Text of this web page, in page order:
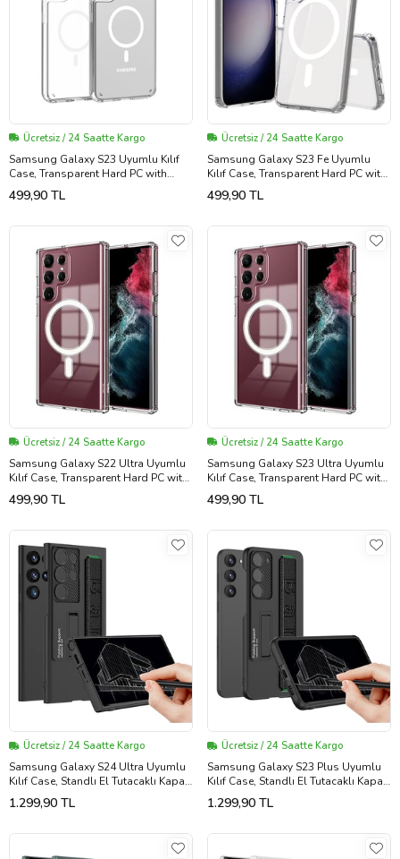
Ücretsiz / 24 Saatte Kargo
Samsung Galaxy S23 Uyumlu Kılıf
Case, Transparent Hard PC with
Magsafe Charging Feature Cover
(Şeffaf)
499,90 TL
Ücretsiz / 24 Saatte Kargo
Samsung Galaxy S23 Fe Uyumlu
Kılıf Case, Transparent Hard PC with
Magsafe Charging Feature Cover
(Şeffaf)
499,90 TL
Ücretsiz / 24 Saatte Kargo
Samsung Galaxy S22 Ultra Uyumlu
Kılıf Case, Transparent Hard PC with
Magsafe Charging Feature Cover
(Şeffaf)
499,90 TL
Ücretsiz / 24 Saatte Kargo
Samsung Galaxy S23 Ultra Uyumlu
Kılıf Case, Transparent Hard PC with
Magsafe Charging Feature Cover
(Şeffaf)
499,90 TL
Ücretsiz / 24 Saatte Kargo
Samsung Galaxy S24 Ultra Uyumlu
Kılıf Case, Standlı El Tutacaklı Kapak
Stand with Hand Holder Cover
(Siyah)
1.299,90 TL
Ücretsiz / 24 Saatte Kargo
Samsung Galaxy S23 Plus Uyumlu
Kılıf Case, Standlı El Tutacaklı Kapak
Stand with Hand Holder Cover
(Siyah)
1.299,90 TL